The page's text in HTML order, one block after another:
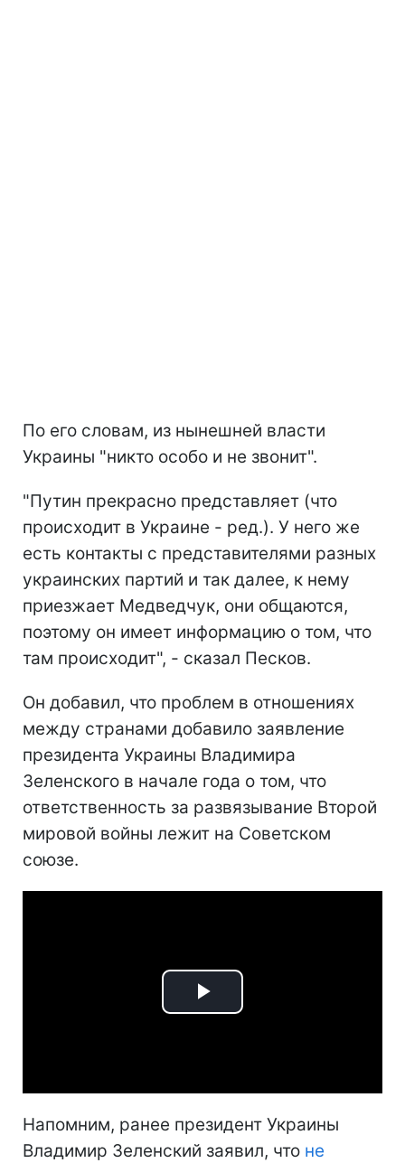
По его словам, из нынешней власти
Украины "никто особо и не звонит".
"Путин прекрасно представляет (что
происходит в Украине - ред.). У него же
есть контакты с представителями разных
украинских партий и так далее, к нему
приезжает Медведчук, они общаются,
поэтому он имеет информацию о том, что
там происходит", - сказал Песков.
Он добавил, что проблем в отношениях
между странами добавило заявление
президента Украины Владимира
Зеленского в начале года о том, что
ответственность за развязывание Второй
мировой войны лежит на Советском
союзе.
Play
Напомним, ранее президент Украины
Владимир Зеленский заявил, что не